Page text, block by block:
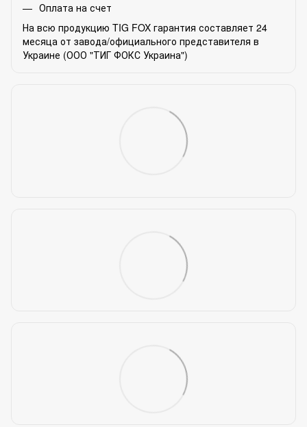
Оплата на счет
На всю продукцию TIG FOX гарантия составляет 24
месяца от завода/официального представителя в
Украине (ООО "ТИГ ФОКС Украина")